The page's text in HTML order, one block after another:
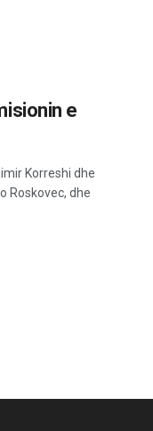
e
Korreshi dhe
Roskovec, dhe